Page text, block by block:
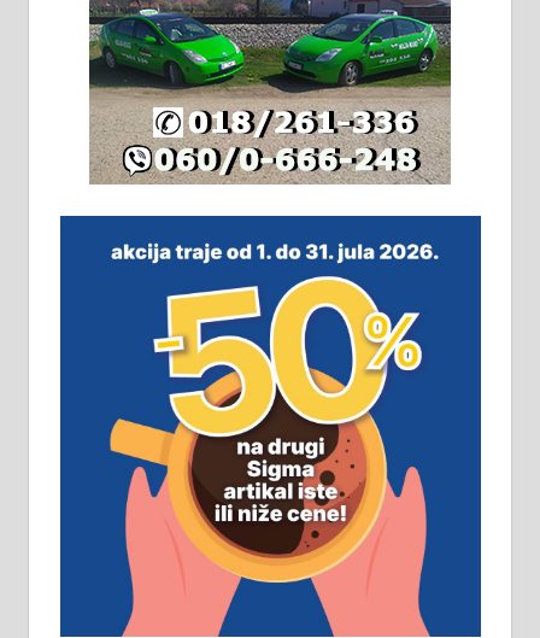
Издајем комплетно опремљену
халу на Житковачком путу, на
плацу површине око 7 ари.
064/321-80-51; 063/102-35-25
На продају легализована, нова,
м2 са плацем од 8 ари у Зеленом
виру у Алексинцу. Могућа
замена. 064/21-63-584
ПОСЛОВНИ ОГЛАСИ
Рудник и флотација Рудник
д.о.о. Рудник запошљава 20
помоћника рудара. Услови:
Основна школа, пожељно радно
искуство на истим и сличним
пословима, али не и неопходан
услов. Обезбеђен смештај,
превоз, исхрана. 032/57-41-122 –
локал 22